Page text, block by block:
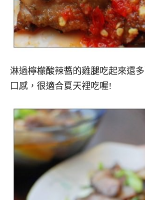
淋過檸檬酸辣醬的雞腿吃起來還
口感，很適合夏天裡吃喔!